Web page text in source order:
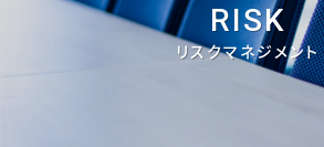
RISK
リスクマネジメント